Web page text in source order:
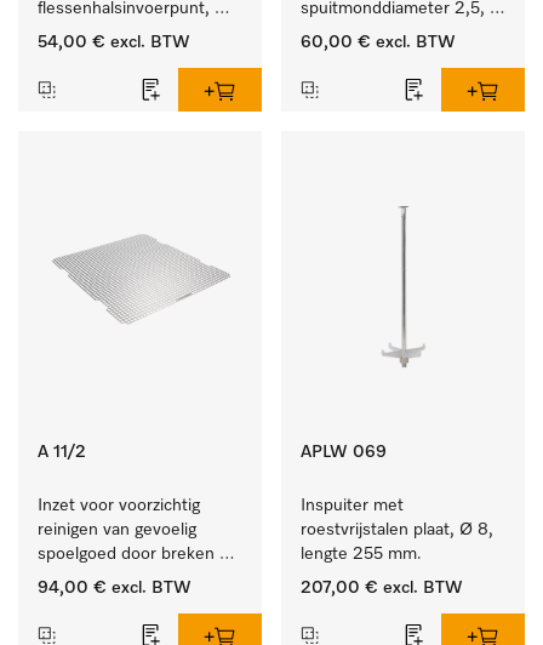
flessenhalsinvoerpunt,
ster, Ø 6, lengte 225 mm.
54,00 € excl. BTW
spuitmonddiameter 2,5,
lengte 80 mm, 5 stuks.
60,00 € excl. BTW
A 11/2
Inzet voor voorzichtig
reinigen van gevoelig
spoelgoed door breken
reinigingsstraal.
94,00 € excl. BTW
APLW 069
Inspuiter met
roestvrijstalen plaat, Ø 8,
lengte 255 mm.
207,00 € excl. BTW